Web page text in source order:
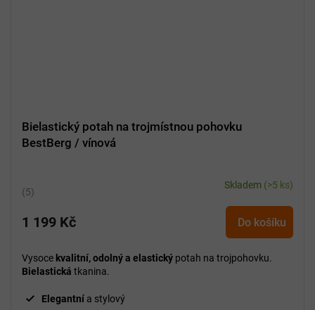
Bielastický potah na trojmístnou pohovku
BestBerg / vínová
Průměrné
produktu
5,0
z
hvězdiček.
Skladem (>5 ks)
1 199 Kč Do košíku
Vysoce kvalitní, odolný a elastický potah na trojpohovku.
Bielastická tkanina.
Elegantní a stylový